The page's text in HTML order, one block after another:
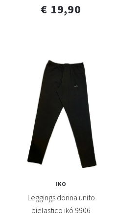
€ 19,90
IKO
Leggings donna unito
bielastico ikó 9906